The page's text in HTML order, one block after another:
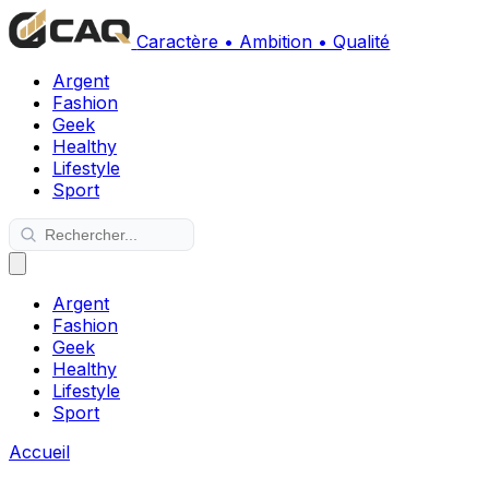
Caractère • Ambition • Qualité
Argent
Fashion
Geek
Healthy
Lifestyle
Sport
Argent
Fashion
Geek
Healthy
Lifestyle
Sport
Accueil